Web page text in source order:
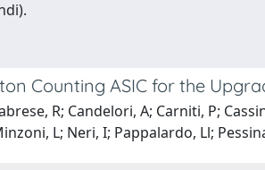
Counting ASIC for the
R; Candelori, A; Carniti, P;
L; Neri, I; Pappalardo, Ll;